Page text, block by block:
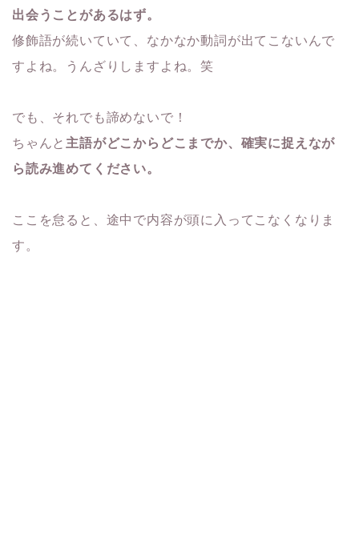
出会うことがあるはず。
修飾語が続いていて、なかなか動詞が出てこないんで
すよね。うんざりしますよね。笑
でも、それでも諦めないで！
ちゃんと 主語がどこからどこまでか、確実に捉えなが
ら読み進めて ください。
ここを怠ると、途中で内容が頭に入ってこなくなりま
す。